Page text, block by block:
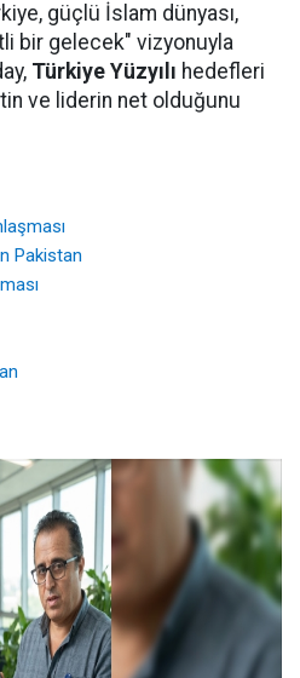
güçlü İslam dünyası,
bir gelecek" vizyonuyla
Türkiye Yüzyılı hedefleri
ve liderin net olduğunu
Pakistan